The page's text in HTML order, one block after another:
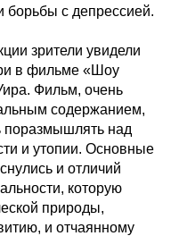
борьбы с депрессией.
зрители увидели
в фильме «Шоу
Фильм, очень
содержанием,
поразмышлять над
и утопии. Основные
и отличий
которую
природы,
и отчаянному